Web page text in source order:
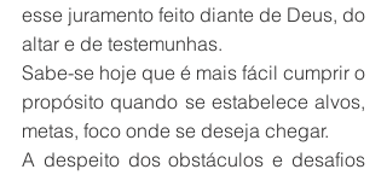
esse juramento feito diante de Deus, do
altar e de testemunhas.
Sabe-se hoje que é mais fácil cumprir o
propósito quando se estabelece alvos,
metas, foco onde se deseja chegar.
A despeito dos obstáculos e desafios